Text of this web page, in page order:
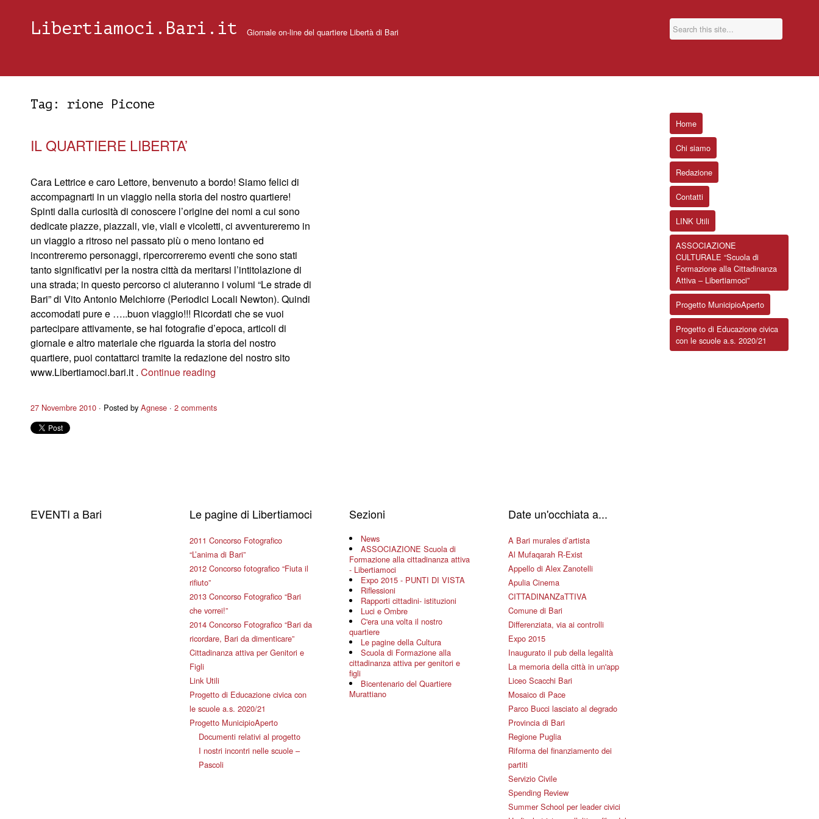
Libertiamoci.Bari.it Giornale on-line del quartiere Libertà di Bari
Tag: rione Picone
IL QUARTIERE LIBERTA’
Cara Lettrice e caro Lettore, benvenuto a bordo! Siamo felici di
accompagnarti in un viaggio nella storia del nostro quartiere!
Spinti dalla curiosità di conoscere l’origine dei nomi a cui sono
dedicate piazze, piazzali, vie, viali e vicoletti, ci avventureremo in
un viaggio a ritroso nel passato più o meno lontano ed
incontreremo personaggi, ripercorreremo eventi che sono stati
tanto significativi per la nostra città da meritarsi l’intitolazione di
una strada; in questo percorso ci aiuteranno i volumi “Le strade di
Bari” di Vito Antonio Melchiorre (Periodici Locali Newton). Quindi
accomodati pure e …..buon viaggio!!! Ricordati che se vuoi
partecipare attivamente, se hai fotografie d’epoca, articoli di
giornale e altro materiale che riguarda la storia del nostro
quartiere, puoi contattarci tramite la redazione del nostro sito
www.Libertiamoci.bari.it . Continue reading
27 Novembre 2010 Posted by Agnese 2 comments
EVENTI a Bari Le pagine di Libertiamoci
2011 Concorso Fotografico
“L’anima di Bari”
2012 Concorso fotografico “Fiuta il
rifiuto”
2013 Concorso Fotografico “Bari
che vorrei!”
2014 Concorso Fotografico “Bari da
ricordare, Bari da dimenticare”
Cittadinanza attiva per Genitori e
Figli
Link Utili
Progetto di Educazione civica con
le scuole a.s. 2020/21
Progetto MunicipioAperto
Documenti relativi al progetto
I nostri incontri nelle scuole –
Pascoli
Sezioni
News
ASSOCIAZIONE Scuola di
Formazione alla cittadinanza attiva
- Libertiamoci
Expo 2015 - PUNTI DI VISTA
Riflessioni
Rapporti cittadini- istituzioni
Luci e Ombre
C'era una volta il nostro
quartiere
Le pagine della Cultura
Scuola di Formazione alla
cittadinanza attiva per genitori e
figli
Bicentenario del Quartiere
Murattiano
Date un'occhiata a...
A Bari murales d’artista
Al Mufaqarah R-Exist
Appello di Alex Zanotelli
Apulia Cinema
CITTADINANZaTTIVA
Comune di Bari
Differenziata, via ai controlli
Expo 2015
Inaugurato il pub della legalità
La memoria della città in un'app
Liceo Scacchi Bari
Mosaico di Pace
Parco Bucci lasciato al degrado
Provincia di Bari
Regione Puglia
Riforma del finanziamento dei
partiti
Servizio Civile
Spending Review
Summer School per leader civici
Home
Chi siamo
Redazione
Contatti
LINK Utili
ASSOCIAZIONE
CULTURALE “Scuola di
Formazione alla Cittadinanza
Attiva – Libertiamoci”
Progetto MunicipioAperto
Progetto di Educazione civica
con le scuole a.s. 2020/21